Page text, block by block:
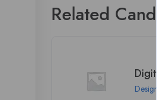
Related
Design